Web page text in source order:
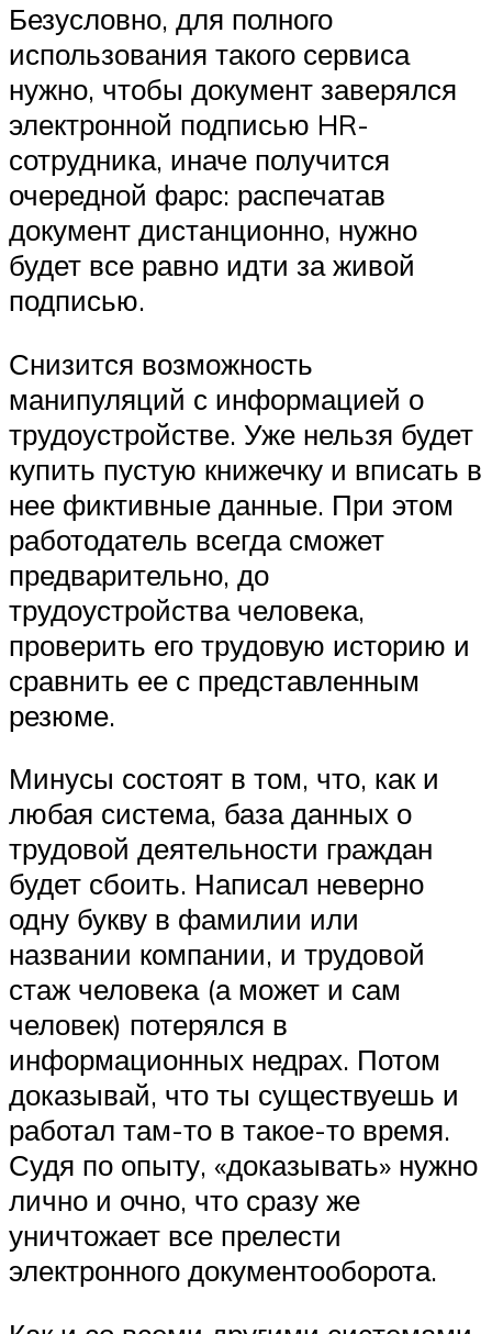
Безусловно, для полного
использования такого сервиса
нужно, чтобы документ заверялся
электронной подписью HR-
сотрудника, иначе получится
очередной фарс: распечатав
документ дистанционно, нужно
будет все равно идти за живой
подписью.
Снизится возможность
манипуляций с информацией о
трудоустройстве. Уже нельзя будет
купить пустую книжечку и вписать в
нее фиктивные данные. При этом
работодатель всегда сможет
предварительно, до
трудоустройства человека,
проверить его трудовую историю и
сравнить ее с представленным
резюме.
Минусы состоят в том, что, как и
любая система, база данных о
трудовой деятельности граждан
будет сбоить. Написал неверно
одну букву в фамилии или
названии компании, и трудовой
стаж человека (а может и сам
человек) потерялся в
информационных недрах. Потом
доказывай, что ты существуешь и
работал там-то в такое-то время.
Судя по опыту, «доказывать» нужно
лично и очно, что сразу же
уничтожает все прелести
электронного документооборота.